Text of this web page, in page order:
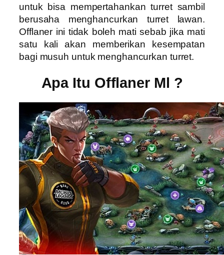
untuk bisa mempertahankan turret sambil
berusaha menghancurkan turret lawan.
Offlaner ini tidak boleh mati sebab jika mati
satu kali akan memberikan kesempatan
bagi musuh untuk menghancurkan turret.
Apa Itu Offlaner Ml ?